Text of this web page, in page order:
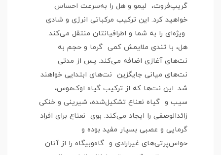
گریپ‌فروت، لیمو و هل را به‌سرعت احساس
خواهید کرد. این ترکیب مرکباتی انرژی و شادی
ویژه‌ای را به شما و اطرافیانتان منتقل می‌کند.
هل، با تندی ملایمش کمی گرما و حجم به
نت‌های آغازی اضافه می‌کند. پس از مدتی
نت‌های میانی جایگزین نت‌های ابتدایی خواهند
شد. این نت‌ها که از ترکیب گیاه اوک‌موس،
سیب و گیاه نعناع تشکیل‌شده، شیرینی و خنکی
زائدالوصفی را ایجاد می‌کند. بوی نعناع برای افراد
گرمایی و عصبی بسیار مفید بوده و
حواس‌پرتی‌های غیرارادی و گاه‌وبیگاه را از آنان